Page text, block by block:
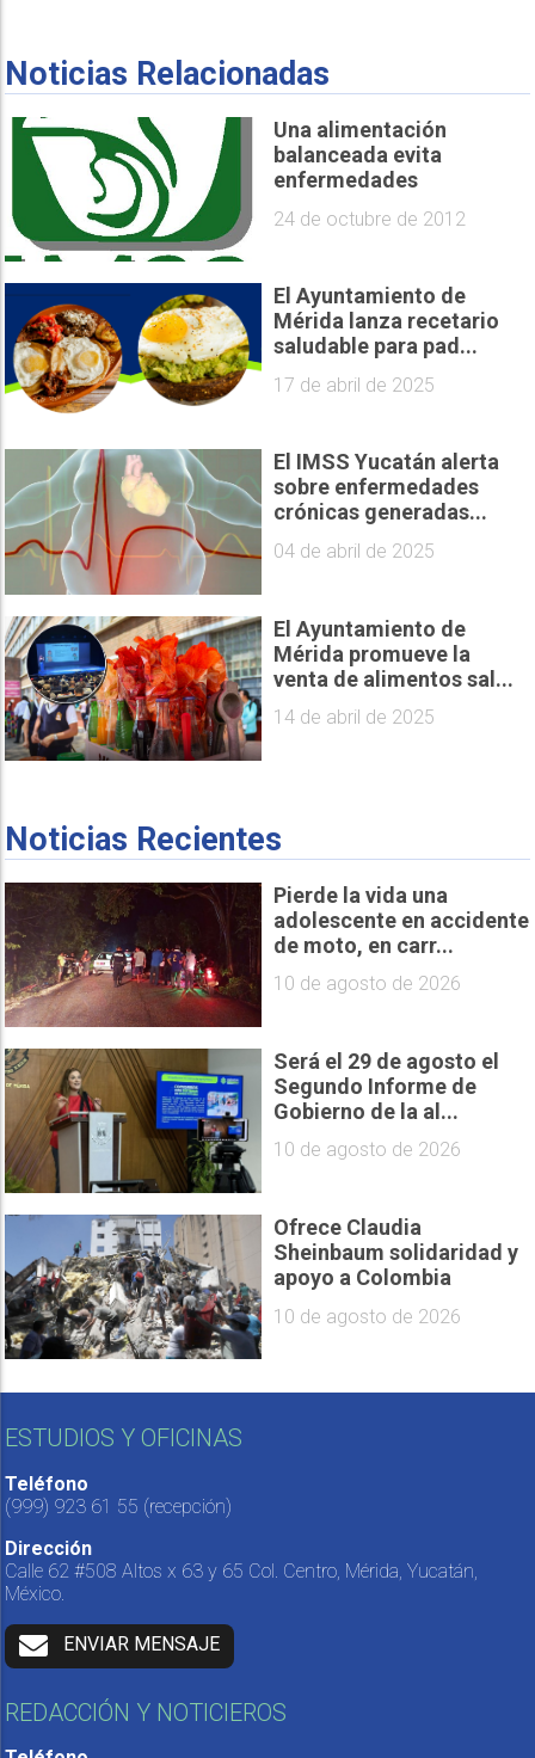
Noticias Relacionadas
Una alimentación
balanceada evita
enfermedades
24 de octubre de 2012
El Ayuntamiento de
Mérida lanza recetario
saludable para pad...
17 de abril de 2025
El IMSS Yucatán alerta
sobre enfermedades
crónicas generadas...
04 de abril de 2025
El Ayuntamiento de
Mérida promueve la
venta de alimentos sal...
14 de abril de 2025
Noticias Recientes
Pierde la vida una
adolescente en accidente
de moto, en carr...
10 de agosto de 2026
Será el 29 de agosto el
Segundo Informe de
Gobierno de la al...
10 de agosto de 2026
Ofrece Claudia
Sheinbaum solidaridad y
apoyo a Colombia
10 de agosto de 2026
ESTUDIOS Y OFICINAS
Teléfono
(999) 923 61 55 (recepción)
Dirección
Calle 62 #508 Altos x 63 y 65 Col. Centro, Mérida, Yucatán,
México.
ENVIAR MENSAJE
REDACCIÓN Y NOTICIEROS